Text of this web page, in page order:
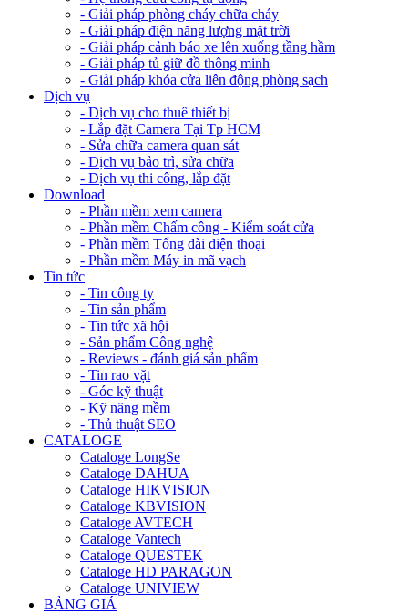
- Giải pháp phòng cháy chữa cháy
- Giải pháp điện năng lượng mặt trời
- Giải pháp cảnh báo xe lên xuống tầng hầm
- Giải pháp tủ giữ đồ thông minh
- Giải pháp khóa cửa liên động phòng sạch
Dịch vụ
- Dịch vụ cho thuê thiết bị
- Lắp đặt Camera Tại Tp HCM
- Sửa chữa camera quan sát
- Dịch vụ bảo trì, sửa chữa
- Dịch vụ thi công, lắp đặt
Download
- Phần mềm xem camera
- Phần mềm Chấm công - Kiểm soát cửa
- Phần mềm Tổng đài điện thoại
- Phần mềm Máy in mã vạch
Tin tức
- Tin công ty
- Tin sản phẩm
- Tin tức xã hội
- Sản phẩm Công nghệ
- Reviews - đánh giá sản phẩm
- Tin rao vặt
- Góc kỹ thuật
- Kỹ năng mềm
- Thủ thuật SEO
CATALOGE
Cataloge LongSe
Cataloge DAHUA
Cataloge HIKVISION
Cataloge KBVISION
Cataloge AVTECH
Cataloge Vantech
Cataloge QUESTEK
Cataloge HD PARAGON
Cataloge UNIVIEW
BẢNG GIÁ